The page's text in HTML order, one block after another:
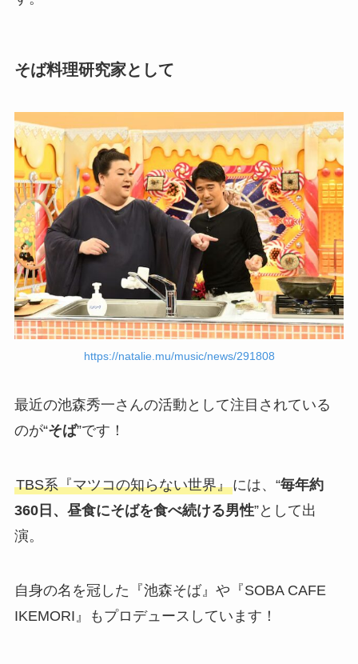
そば料理研究家として
https://natalie.mu/music/news/291808
最近の池森秀一さんの活動として注目されている
のが“そば”です！
TBS系『マツコの知らない世界』には、“毎年約
360日、昼食にそばを食べ続ける男性”として出
演。
自身の名を冠した『池森そば』や『SOBA CAFE
IKEMORI』もプロデュースしています！